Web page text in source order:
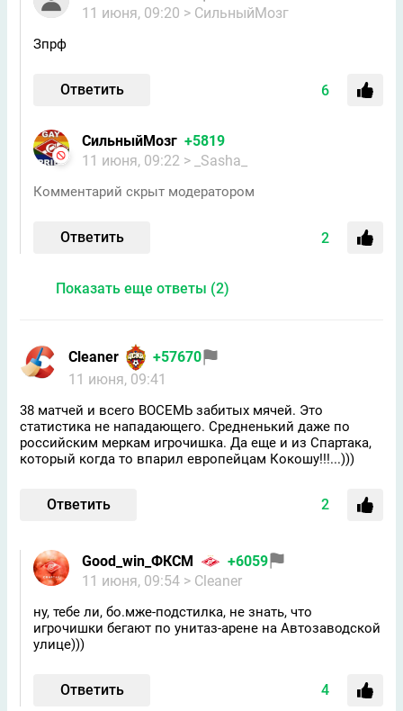
11 июня, 09:20 > СильныйМозг
Зпрф
Ответить 6
СильныйМозг +5819
11 июня, 09:22 > _Sasha_
Комментарий скрыт модератором
Ответить 2
Показать еще ответы (2)
Cleaner
+57670
11 июня, 09:41
38 матчей и всего ВОСЕМЬ забитых мячей. Это
статистика не нападающего. Средненький даже по
российским меркам игрочишка. Да еще и из Спартака,
который когда то впарил европейцам Кокошу!!!...)))
Ответить 2
Good_win_ФКСМ
+6059
11 июня, 09:54 > Cleaner
ну, тебе ли, бо.мже-подстилка, не знать, что
игрочишки бегают по унитаз-арене на Автозаводской
улице)))
Ответить 4